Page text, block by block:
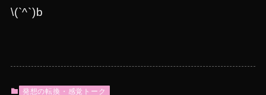
\(`^`)b
発想の転換・感覚トーク